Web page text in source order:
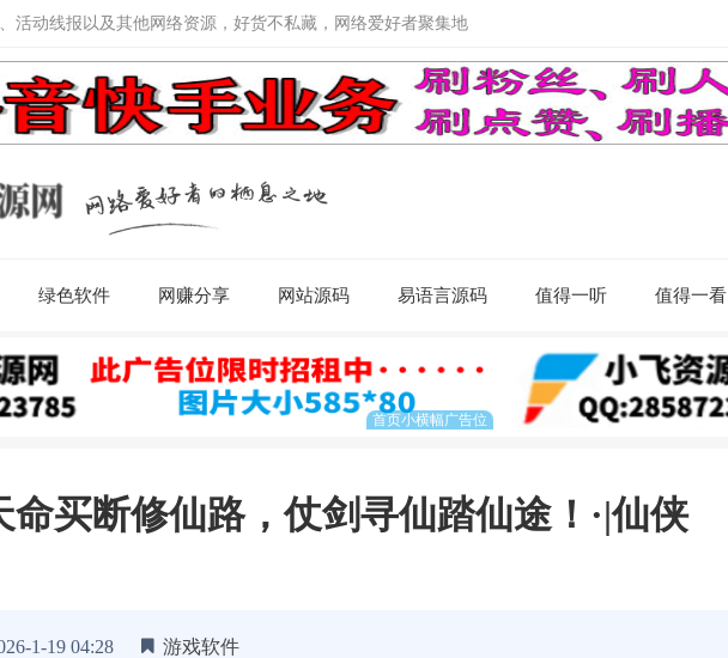
活动线报以及其他网络资源，好货不私藏，网络爱好者聚集地
绿色软件 网赚分享 网站源码 易语言源码 值得一听 值得一看
命买断修仙路，仗剑寻仙踏仙途！·|仙侠
1-19 04:28 游戏软件